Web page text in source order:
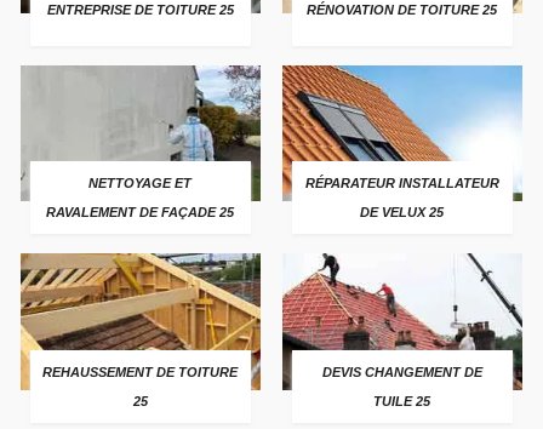
ENTREPRISE DE TOITURE 25 RÉNOVATION DE TOITURE 25
NETTOYAGE ET
RAVALEMENT DE FAÇADE 25
RÉPARATEUR INSTALLATEUR
DE VELUX 25
REHAUSSEMENT DE TOITURE
25
DEVIS CHANGEMENT DE
TUILE 25